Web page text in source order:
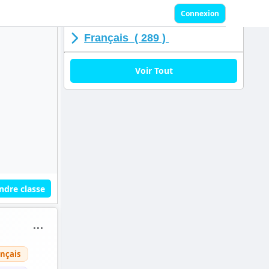
Connexion
Français ( 289 )
Voir Tout
classe
⋯